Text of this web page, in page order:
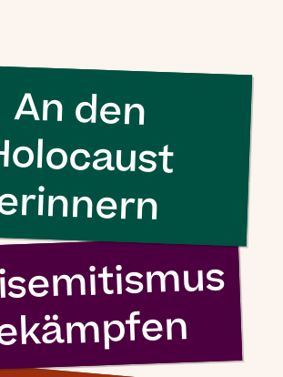
An den
Holocaust